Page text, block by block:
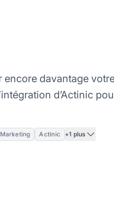
davantage
d’Actinic
Actinic +1 plus